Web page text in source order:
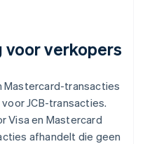
voor verkopers
Mastercard-transacties
JCB-transacties.
Visa en Mastercard
afhandelt die geen